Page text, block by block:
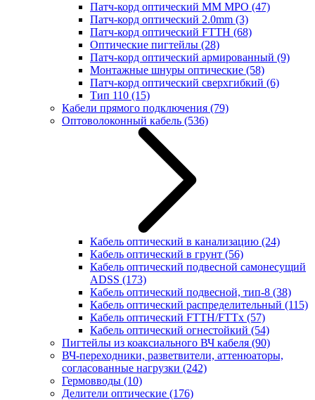
Патч-корд оптический MM MPO (47)
Патч-корд оптический 2.0mm (3)
Патч-корд оптический FTTH (68)
Оптические пигтейлы (28)
Патч-корд оптический армированный (9)
Монтажные шнуры оптические (58)
Патч-корд оптический сверхгибкий (6)
Тип 110 (15)
Кабели прямого подключения (79)
Оптоволоконный кабель (536)
Кабель оптический в канализацию (24)
Кабель оптический в грунт (56)
Кабель оптический подвесной самонесущий
ADSS (173)
Кабель оптический подвесной, тип-8 (38)
Кабель оптический распределительный (115)
Кабель оптический FTTH/FTTx (57)
Кабель оптический огнестойкий (54)
Пигтейлы из коаксиального ВЧ кабеля (90)
ВЧ-переходники, разветвители, аттенюаторы,
согласованные нагрузки (242)
Гермовводы (10)
Делители оптические (176)